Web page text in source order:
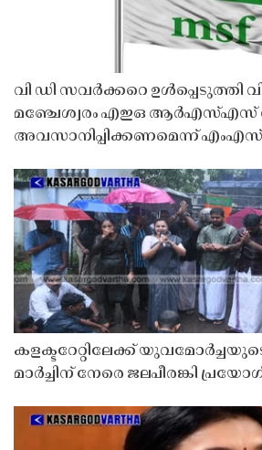
വി ഡി സവർക്കറെ ഉൾപ്പെടുത്തി
മഞ്ചേശ്വരം എഇഒ ആർഎസ്എസ്
അവസാനിപ്പിക്കണമെന്ന്
കളക്ടറേറ്റിലേക്ക് യുവമോർച്ചയുടെ
മാർച്ചിന് നേരെ ജലപീരങ്കി